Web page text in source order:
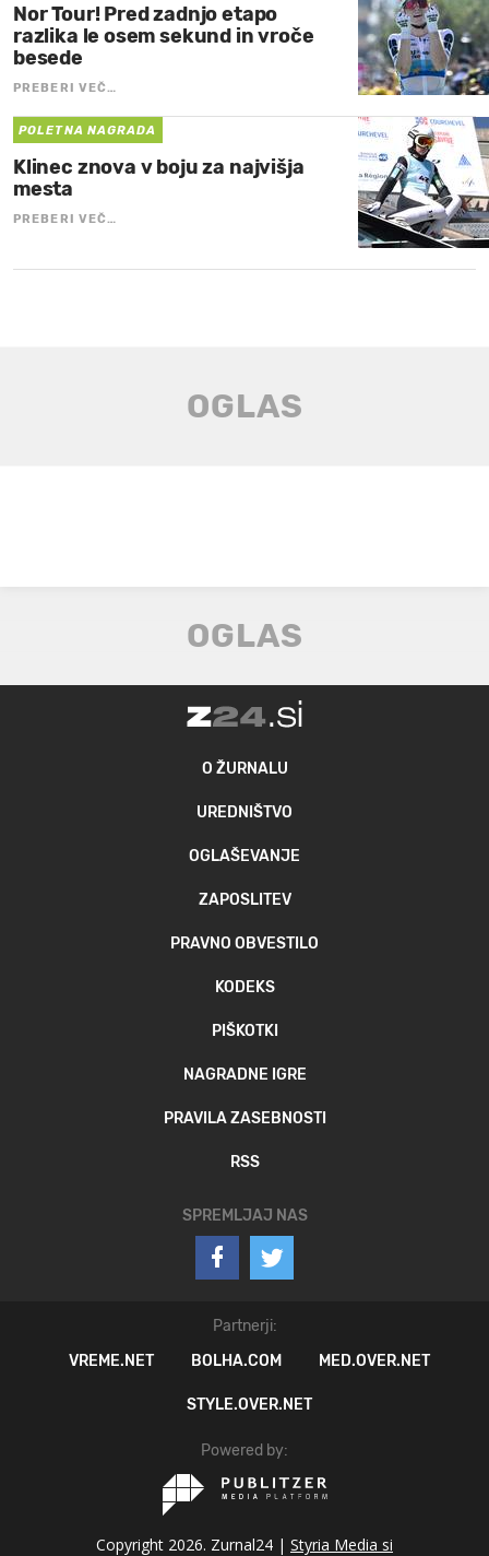
Nor Tour! Pred zadnjo etapo
razlika le osem sekund in vroče
besede
PREBERI VEČ…
POLETNA NAGRADA
Klinec znova v boju za najvišja
mesta
PREBERI VEČ…
O ŽURNALU
UREDNIŠTVO
OGLAŠEVANJE
ZAPOSLITEV
PRAVNO OBVESTILO
KODEKS
PIŠKOTKI
NAGRADNE IGRE
PRAVILA ZASEBNOSTI
RSS
SPREMLJAJ NAS
Partnerji:
VREME.NET
BOLHA.COM MED.OVER.NET
STYLE.OVER.NET
Powered by:
Copyright 2026. Zurnal24 | Styria Media si